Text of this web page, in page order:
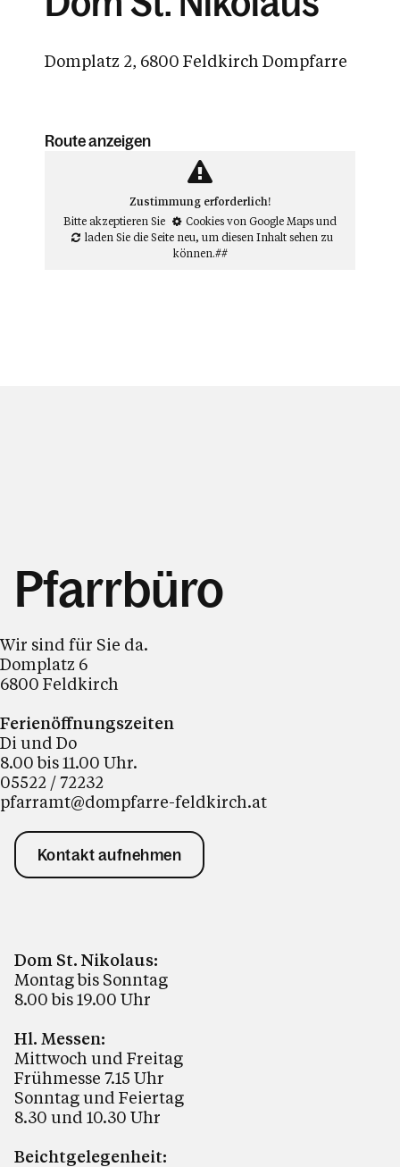
Domplatz 2, 6800 Feldkirch Dompfarre
Route anzeigen
Zustimmung erforderlich!
Bitte akzeptieren Sie
Cookies von Google Mapsund
laden Sie die Seite neu, um diesen Inhalt sehen zu
können.##
Pfarrbüro
Wir sind für Sie da.
Domplatz 6
6800 Feldkirch
Ferienöffnungszeiten
Di und Do
8.00 bis 11.00 Uhr.
05522 / 72232
pfarramt@dompfarre-feldkirch.at
Kontakt aufnehmen
Dom St. Nikolaus:
Montag bis Sonntag
8.00 bis 19.00 Uhr
Hl. Messen:
Mittwoch und Freitag
Frühmesse 7.15 Uhr
Sonntag und Feiertag
8.30 und 10.30 Uhr
Beichtgelegenheit: